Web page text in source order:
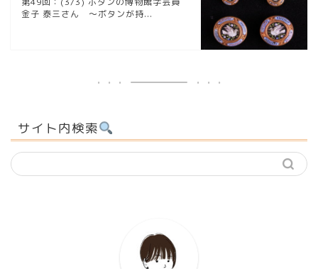
金子 泰三さん ～ボタンが持...
サイト内検索